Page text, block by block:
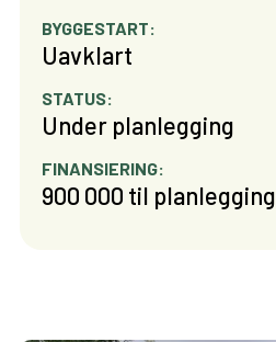
BYGGESTART:
Uavklart
STATUS:
Under planlegging
FINANSIERING:
900 000 til planlegging